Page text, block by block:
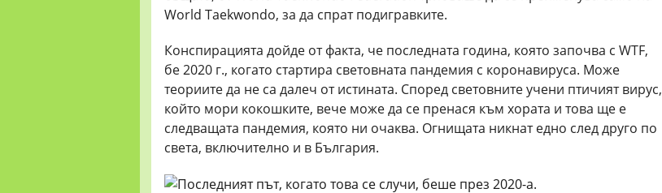
World Taekwondo, за да спрат подигравките.
Конспирацията дойде от факта, че последната година, която започва с WTF,
бе 2020 г., когато стартира световната пандемия с коронавируса. Може
теориите да не са далеч от истината. Според световните учени птичият вирус,
който мори кокошките, вече може да се пренася към хората и това ще е
следващата пандемия, която ни очаква. Огнищата никнат едно след друго по
света, включително и в България.